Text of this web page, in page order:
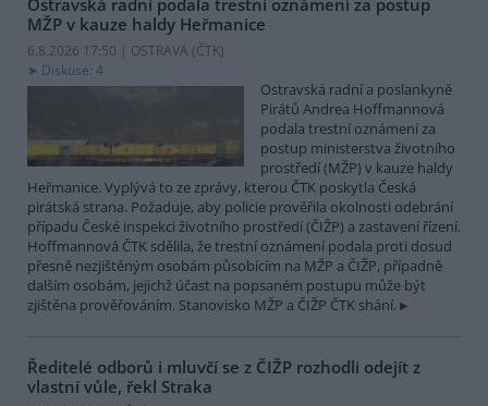
Ostravská radní podala trestní oznámení za postup
MŽP v kauze haldy Heřmanice
6.8.2026 17:50 | OSTRAVA (ČTK)
Diskuse: 4
Ostravská radní a poslankyně
Pirátů Andrea Hoffmannová
podala trestní oznámení za
postup ministerstva životního
prostředí (MŽP) v kauze haldy
Heřmanice. Vyplývá to ze zprávy, kterou ČTK poskytla Česká
pirátská strana. Požaduje, aby policie prověřila okolnosti odebrání
případu České inspekci životního prostředí (ČIŽP) a zastavení řízení.
Hoffmannová ČTK sdělila, že trestní oznámení podala proti dosud
přesně nezjištěným osobám působícím na MŽP a ČIŽP, případně
dalším osobám, jejichž účast na popsaném postupu může být
zjištěna prověřováním. Stanovisko MŽP a ČIŽP ČTK shání.
Ředitelé odborů i mluvčí se z ČIŽP rozhodli odejít z
vlastní vůle, řekl Straka